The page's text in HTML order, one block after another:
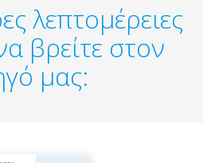
λεπτομέρειες
βρείτε στον
μας: